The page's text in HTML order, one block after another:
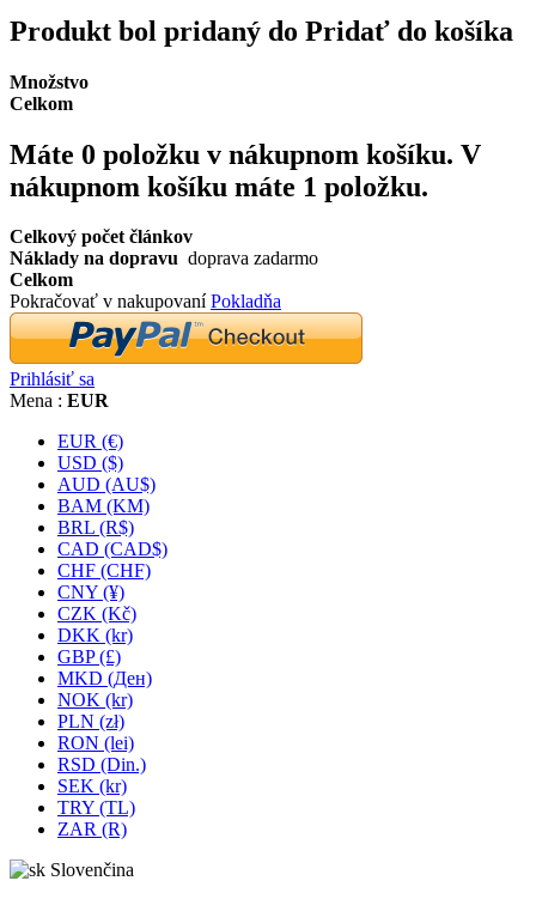
Produkt bol pridaný do Pridať do košíka
Množstvo
Celkom
Máte 0 položku v nákupnom košíku. V
nákupnom košíku máte 1 položku.
Celkový počet článkov
Náklady na dopravu doprava zadarmo
Celkom
Pokračovať v nakupovaníPokladňa
Prihlásiť sa
Mena : EUR
EUR (€)
USD ($)
AUD (AU$)
BAM (KM)
BRL (R$)
CAD (CAD$)
CHF (CHF)
CNY (¥)
CZK (Kč)
DKK (kr)
GBP (£)
MKD (Ден)
NOK (kr)
PLN (zł)
RON (lei)
RSD (Din.)
SEK (kr)
TRY (TL)
ZAR (R)
Slovenčina